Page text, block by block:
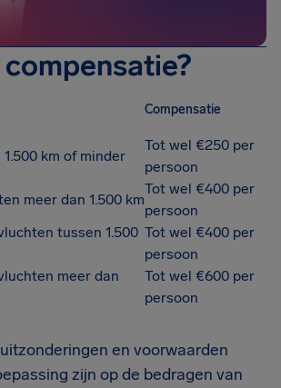
Compensatie
km of minder
Tot wel €250 per
persoon
meer dan 1.500 km
Tot wel €400 per
persoon
tussen 1.500 Tot wel €400 per
persoon
meer dan
Tot wel €600 per
persoon
en voorwaarden
zijn op de bedragen van